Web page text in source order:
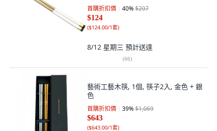
首購折扣價 40%$207
$124
($124.00/1套)
8/12 星期三 預計送達
(66)
藝術工藝木筷, 1個, 筷子2入, 金色 + 銀
色
首購折扣價 39%$1,069
$643
($643.00/1套)